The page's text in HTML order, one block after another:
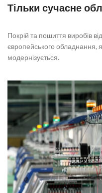
Тільки сучасне
Покрій та пошиття виробів
європейського обладнання,
модернізується.